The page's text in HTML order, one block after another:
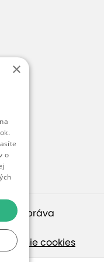
práva
cookies
×
o